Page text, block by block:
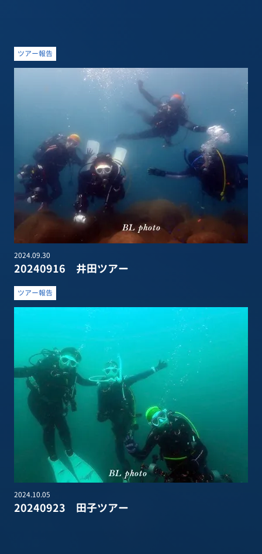
ツアー報告
2024.09.30
20240916 井田ツアー
ツアー報告
2024.10.05
20240923 田子ツアー